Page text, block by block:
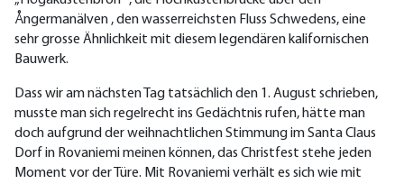
Ångermanälven , den wasserreichsten Fluss Schwedens, eine
sehr grosse Ähnlichkeit mit diesem legendären kalifornischen
Bauwerk.
Dass wir am nächsten Tag tatsächlich den 1. August schrieben,
musste man sich regelrecht ins Gedächtnis rufen, hätte man
doch aufgrund der weihnachtlichen Stimmung im Santa Claus
Dorf in Rovaniemi meinen können, das Christfest stehe jeden
Moment vor der Türe. Mit Rovaniemi verhält es sich wie mit